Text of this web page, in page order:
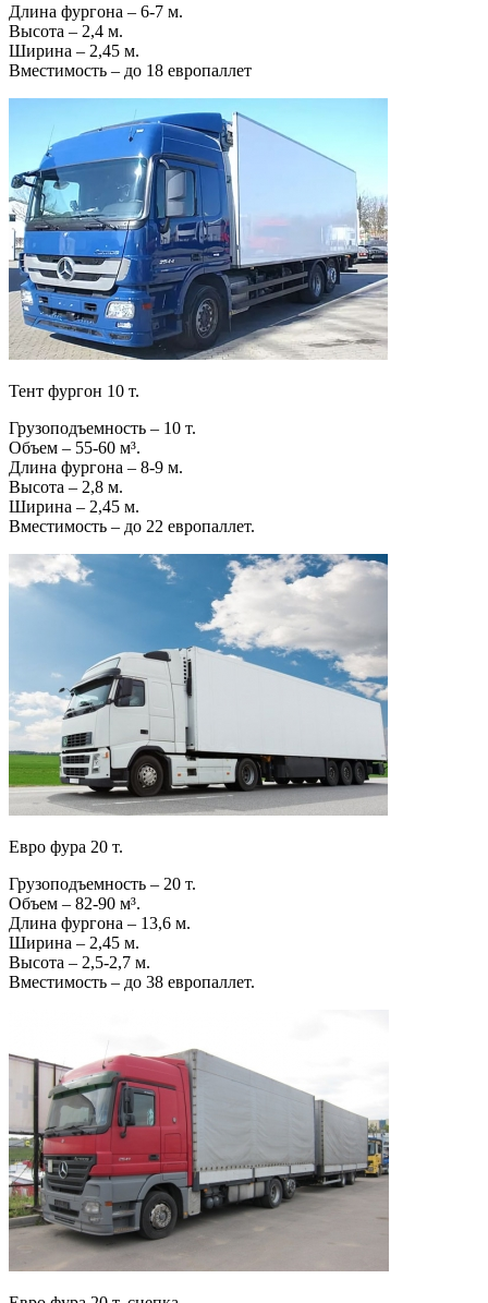
Длина фургона – 6-7 м.
Высота – 2,4 м.
Ширина – 2,45 м.
Вместимость – до 18 европаллет
Тент фургон 10 т.
Грузоподъемность – 10 т.
Объем – 55-60 м³.
Длина фургона – 8-9 м.
Высота – 2,8 м.
Ширина – 2,45 м.
Вместимость – до 22 европаллет.
Евро фура 20 т.
Грузоподъемность – 20 т.
Объем – 82-90 м³.
Длина фургона – 13,6 м.
Ширина – 2,45 м.
Высота – 2,5-2,7 м.
Вместимость – до 38 европаллет.